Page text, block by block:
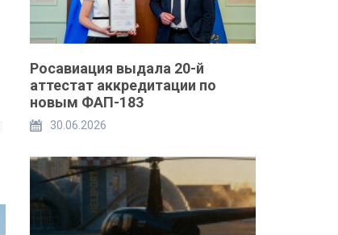
Росавиация выдала 20-й
аттестат аккредитации по
новым ФАП-183
30.06.2026